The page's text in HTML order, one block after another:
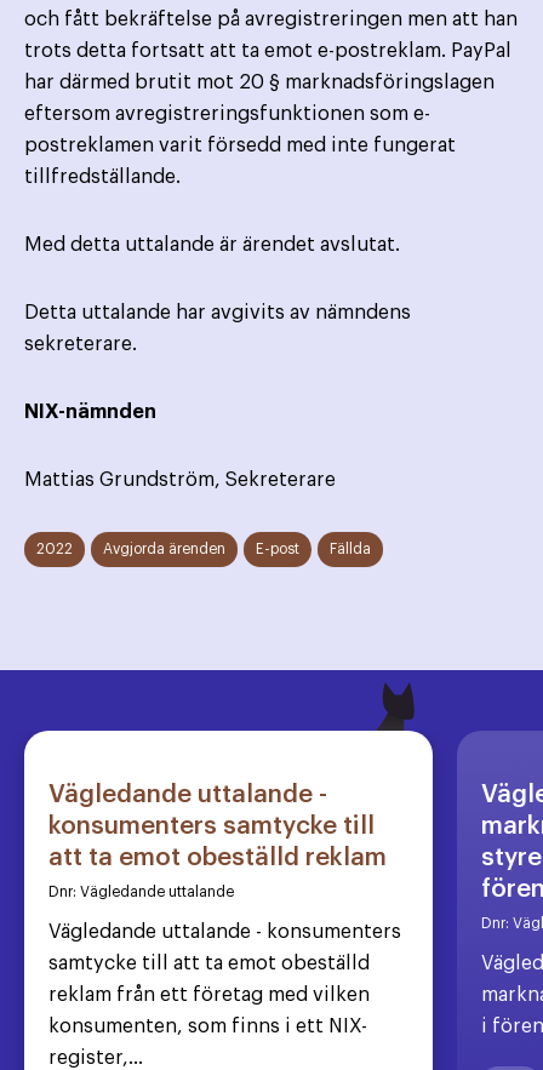
och fått bekräftelse på avregistreringen men att han
trots detta fortsatt att ta emot e-postreklam. PayPal
har därmed brutit mot 20 § marknadsföringslagen
eftersom avregistreringsfunktionen som e-
postreklamen varit försedd med inte fungerat
tillfredställande.
Med detta uttalande är ärendet avslutat.
Detta uttalande har avgivits av nämndens
sekreterare.
NIX-nämnden
Mattias Grundström, Sekreterare
2022 Avgjorda ärenden E-post Fällda
Vägledande uttalande -
konsumenters samtycke till
att ta emot obeställd reklam
Dnr: Vägledande uttalande
Vägledande uttalande - konsumenters
samtycke till att ta emot obeställd
reklam från ett företag med vilken
konsumenten, som finns i ett NIX-
register,...
Dnr:
i